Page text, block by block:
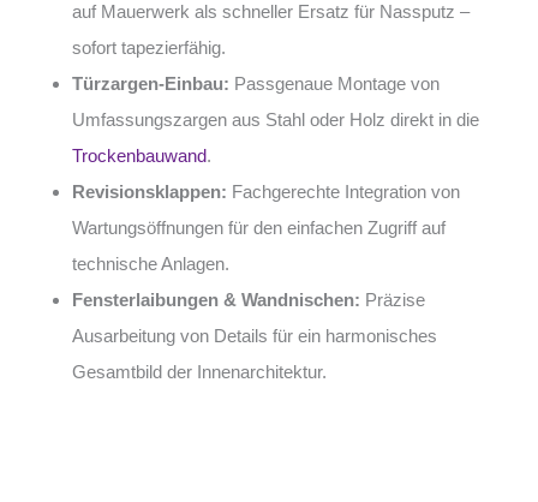
auf Mauerwerk als schneller Ersatz für Nassputz –
sofort tapezierfähig.
Türzargen-Einbau: Passgenaue Montage von
Umfassungszargen aus Stahl oder Holz direkt in die
Trockenbauwand.
Revisionsklappen: Fachgerechte Integration von
Wartungsöffnungen für den einfachen Zugriff auf
technische Anlagen.
Fensterlaibungen & Wandnischen: Präzise
Ausarbeitung von Details für ein harmonisches
Gesamtbild der Innenarchitektur.